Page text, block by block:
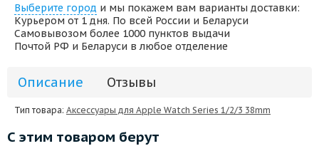
Выберите город и мы покажем вам варианты доставки:
Курьером от 1 дня. По всей России и Беларуси
Самовывозом более 1000 пунктов выдачи
Почтой РФ и Беларуси в любое отделение
Описание Отзывы
Тип товара: Аксессуары для Apple Watch Series 1/2/3 38mm
С этим товаром берут